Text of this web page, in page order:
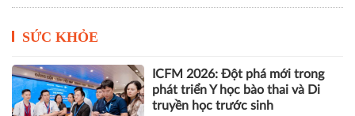
SỨC KHỎE
ICFM 2026: Đột phá mới trong
phát triển Y học bào thai và Di
truyền học trước sinh